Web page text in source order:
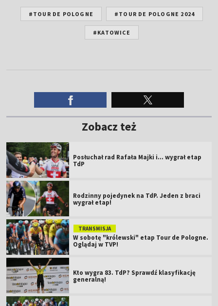
#TOUR DE POLOGNE #TOUR DE POLOGNE 2024
#KATOWICE
Zobacz też
Posłuchał rad Rafała Majki i... wygrał etap
TdP
Rodzinny pojedynek na TdP. Jeden z braci
wygrał etap!
TRANSMISJA
W sobotę "królewski" etap Tour de Pologne.
Oglądaj w TVP!
Kto wygra 83. TdP? Sprawdź klasyfikację
generalną!